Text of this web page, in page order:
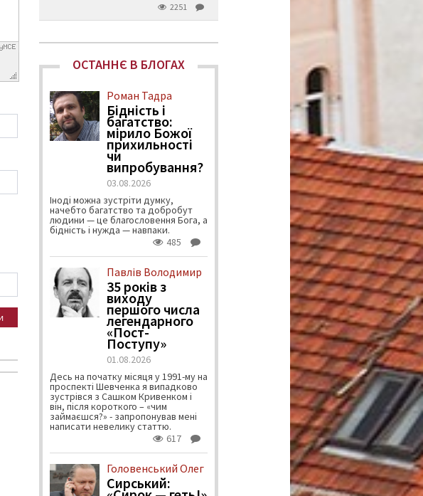
2251
ОСТАННЄ В БЛОГАХ
Роман Тадра
Бідність і
багатство:
мірило Божої
прихильності
чи
випробування?
03.08.2026
Іноді можна зустріти думку,
начебто багатство та добробут
людини — це благословення Бога, а
бідність і нужда — навпаки.
485
Павлів Володимир
35 років з
виходу
першого числа
легендарного
«Пост-
Поступу»
01.08.2026
Десь на початку місяця у 1991-му на
проспекті Шевченка я випадково
зустрівся з Сашком Кривенком і
він, після короткого – «чим
займаєшся?» - запропонував мені
написати невелику статтю.
617
Головенський Олег
Сирський: